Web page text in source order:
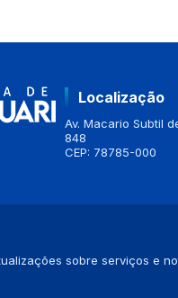
Localização
Av. Macario Subtil
848
CEP: 78785-000
sobre serviços e